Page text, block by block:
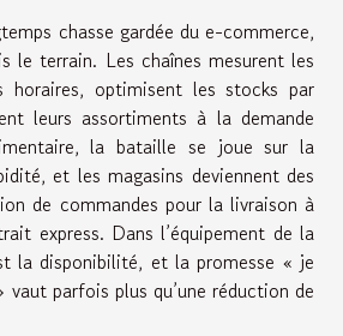
chasse gardée du e-commerce,
le terrain. Les chaînes mesurent les
horaires, optimisent les stocks par
leurs assortiments à la demande
la bataille se joue sur la
et les magasins deviennent des
de commandes pour la livraison à
express. Dans l’équipement de la
la disponibilité, et la promesse « je
parfois plus qu’une réduction de